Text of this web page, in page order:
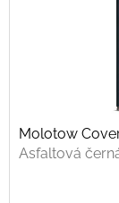
Molotow
Asfaltová